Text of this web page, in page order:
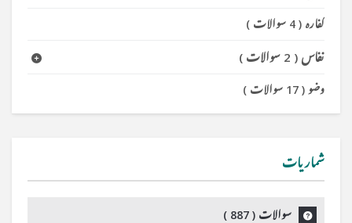
کفارہ ( 4 سوالات )
نفاس ( 2 سوالات )
وضو ( 17 سوالات )
شماریات
سوالات ( 887
)